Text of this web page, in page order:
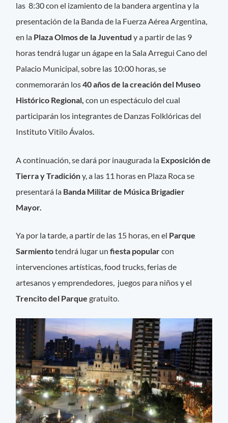
las 8:30 con el izamiento de la bandera argentina y la
presentación de la Banda de la Fuerza Aérea Argentina,
en la Plaza Olmos de la Juventud y a partir de las 9
horas tendrá lugar un ágape en la Sala Arregui Cano del
Palacio Municipal, sobre las 10:00 horas, se
conmemorarán los40 años de la creación del Museo
Histórico Regional,con un espectáculo del cual
participarán los integrantes de Danzas Folklóricas del
Instituto Vitilo Ávalos.
A continuación, se dará por inaugurada la Exposición de
Tierra y Tradicióny, a las 11 horas en Plaza Roca se
presentará la Banda Militar de Música Brigadier
Mayor.
Ya por la tarde, a partir de las 15 horas, en el Parque
Sarmientotendrá lugar unfiesta popularcon
intervenciones artísticas, food trucks, ferias de
artesanos y emprendedores, juegos para niños y el
Trencito del Parque gratuito.